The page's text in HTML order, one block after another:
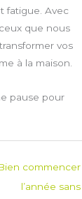
fatigue. Avec
que nous
vos
à la maison.
pause pour
commencer
l’année sans